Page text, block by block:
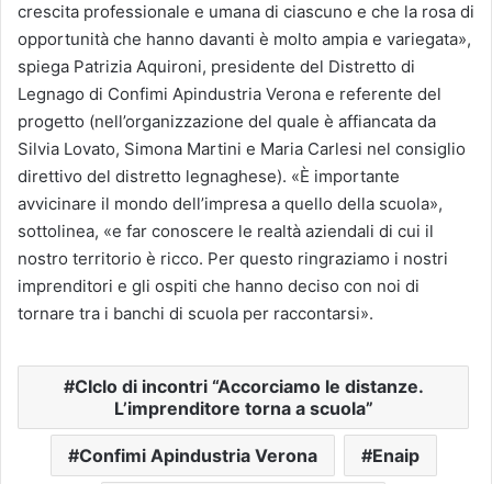
crescita professionale e umana di ciascuno e che la rosa di
opportunità che hanno davanti è molto ampia e variegata»,
spiega Patrizia Aquironi, presidente del Distretto di
Legnago di Confimi Apindustria Verona e referente del
progetto (nell’organizzazione del quale è affiancata da
Silvia Lovato, Simona Martini e Maria Carlesi nel consiglio
direttivo del distretto legnaghese). «È importante
avvicinare il mondo dell’impresa a quello della scuola»,
sottolinea, «e far conoscere le realtà aziendali di cui il
nostro territorio è ricco. Per questo ringraziamo i nostri
imprenditori e gli ospiti che hanno deciso con noi di
tornare tra i banchi di scuola per raccontarsi».
CIclo di incontri “Accorciamo le distanze.
L’imprenditore torna a scuola”
Confimi Apindustria Verona Enaip